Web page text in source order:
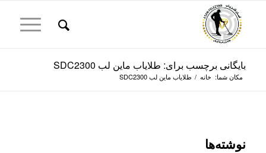
بایگانی برچسب برای: طلایاب ماین لب SDC2300
مکان شما: خانه / طلایاب ماین لب SDC2300
نوشته‌ها